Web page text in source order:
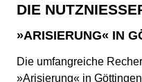
DIE
»ARISIERUNG« IN
Die umfangreiche
»Arisierung« in